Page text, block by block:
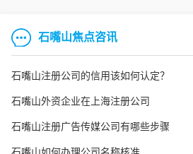
石嘴山焦点咨讯
石嘴山注册公司的信用该如何认定？
石嘴山外资企业在上海注册公司
石嘴山注册广告传媒公司有哪些步骤